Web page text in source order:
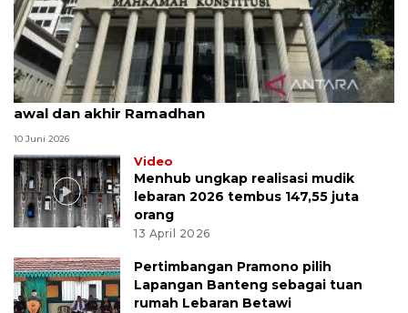
MK uji materi UU Peradilan Agama perihal isbat
awal dan akhir Ramadhan
10 Juni 2026
Video
Menhub ungkap realisasi mudik
lebaran 2026 tembus 147,55 juta
orang
13 April 2026
Pertimbangan Pramono pilih
Lapangan Banteng sebagai tuan
rumah Lebaran Betawi